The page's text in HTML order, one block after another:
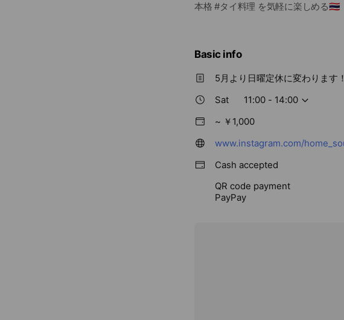
本格 #タイ料理 を気軽に楽しめる🇹🇭
Basic info
5月より日曜定休に変わります！
Sat
11:00 - 14:00
~ ￥1,000
Cash accepted
QR code payment
PayPay